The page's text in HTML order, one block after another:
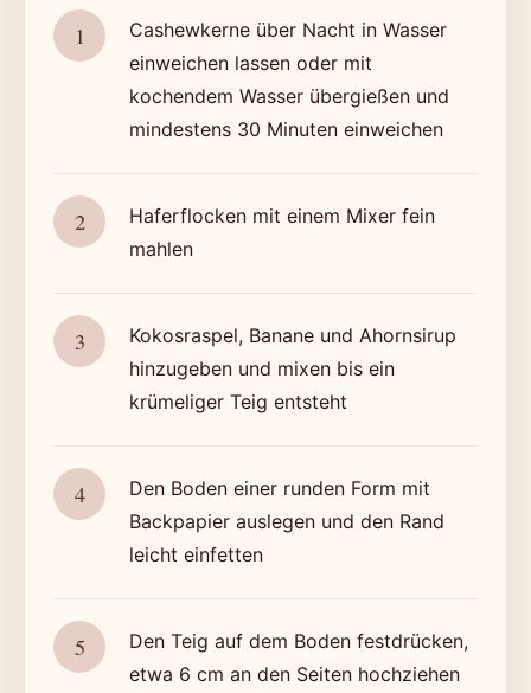
Cashewkerne über Nacht in Wasser
einweichen lassen oder mit
kochendem Wasser übergießen und
mindestens 30 Minuten einweichen
Haferflocken mit einem Mixer fein
mahlen
Kokosraspel, Banane und Ahornsirup
hinzugeben und mixen bis ein
krümeliger Teig entsteht
Den Boden einer runden Form mit
Backpapier auslegen und den Rand
leicht einfetten
Den Teig auf dem Boden festdrücken,
etwa 6 cm an den Seiten hochziehen